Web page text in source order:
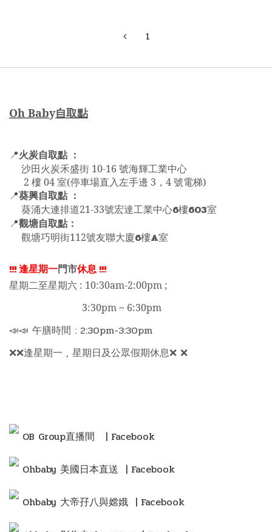
1
Oh Baby自取點
📍火炭自取點 ：
沙田火炭禾盛街 10-16 號海輝工業中心
2 樓 04 室(停車場直入左手邊 3，4 號電梯)
📍葵興自取點 ：
葵涌大連排道21-33號宏達工業中心6樓603室
📍觀塘自取點：
觀塘巧明街112號友聯大廈6樓A室
!!!逢星期一門市休息 !!!
星期二至星期六 : 10:30am-2:00pm ;
3:30pm ~ 6:30pm
📣📣 午膳時間 : 2:30pm-3:30pm
❌❌逢星期一 , 星期日及公眾假期休息❌ ❌
OB Group直播間 | Facebook
Ohbaby 美國日本直送 | Facebook
Ohbaby 大帝孖八與嫦娥 | Facebook